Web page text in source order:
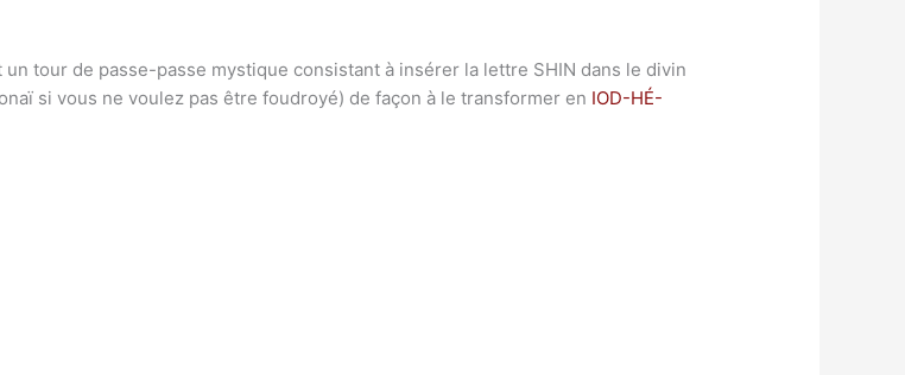
tour de passe-passe mystique consistant à insérer la lettre SHIN dans le divin
si vous ne voulez pas être foudroyé) de façon à le transformer en IOD-HÉ-